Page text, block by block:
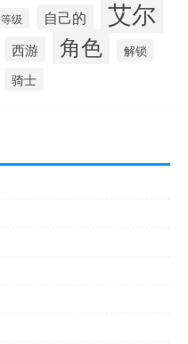
等级 自己的 艾尔
西游 角色 解锁
骑士